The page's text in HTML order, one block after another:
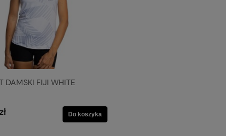
DAMSKI FIJI WHITE
Do koszyka